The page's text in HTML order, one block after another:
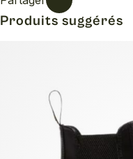
Produits suggérés